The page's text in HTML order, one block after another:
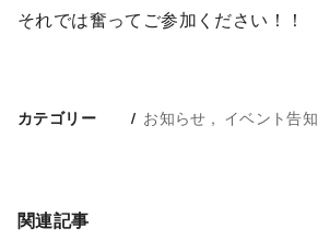
それでは奮ってご参加ください！！
カテゴリー お知らせ イベント告知
関連記事